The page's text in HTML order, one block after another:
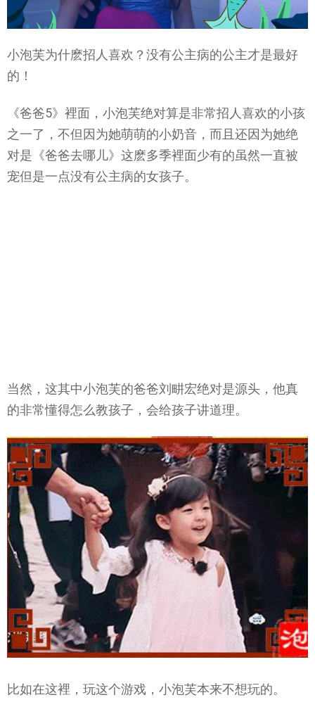
小泡芙为什麽招人喜欢？没有公主病的公主才是最好
的！
《爸爸5》裡面，小泡芙绝对算是非常招人喜欢的小孩
之一了，不但因为她萌萌的小奶音，而且还因为她绝
对是《爸爸去哪儿》这麽多季裡面少有的虽然一直被
宠但是一点没有公主病的女孩子。
当然，这其中小泡芙的爸爸刘畊宏绝对是源头，他真
的非常懂得怎么教孩子，会给孩子讲道理。
比如在这裡，玩这个游戏，小泡芙本来不想玩的。